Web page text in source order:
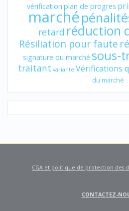
vérification plan de progres
marché
retard réduction
Résiliation pour faute
signature du marché sous-
traitant variante Vérifications
du marché
CGA et politique de protection des
CONTACTEZ-